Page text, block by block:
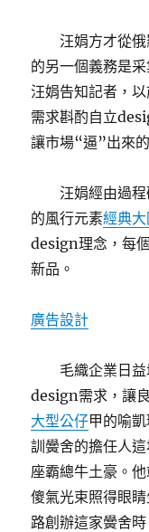
汪娟方才從
的另一個義務是
汪娟告知記者，
需求斟酌自立
讓市場“逼”出來的
汪娟經由過
的風行元素經典
design理念，每
新品。
廣告設計
毛織企業日
design需求，讓
大型公仔甲的喻
訓黌舍的擔任人
座霸總牛土豪。
傻氣光束照得眼
路創辦這家黌舍